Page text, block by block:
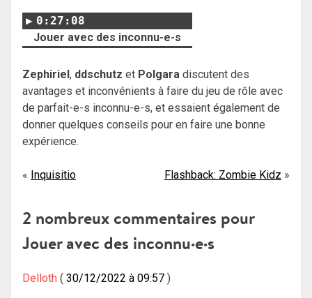
0:27:08
Jouer avec des inconnu-e-s
Zephiriel, ddschutz et Polgara discutent des
avantages et inconvénients à faire du jeu de rôle avec
de parfait-e-s inconnu-e-s, et essaient également de
donner quelques conseils pour en faire une bonne
expérience.
Navigation
l’article
Inquisitio Flashback: Zombie Kidz
2 nombreux commentaires pour
Jouer avec des inconnu·e·s
Delloth 30/12/2022 à 09:57